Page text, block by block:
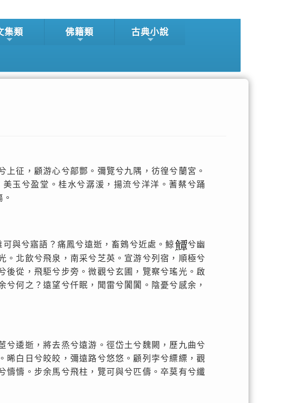
集類 佛籍類 古典小說
征，顧游心兮鄗酆。彌覽兮九隅，彷徨兮蘭宮。
玉兮盈堂。桂水兮潺湲，揚流兮洋洋。蓍蔡兮踊
與兮寤語？痛鳳兮遠逝，畜鴳兮近處。鯨
兮幽
。北飲兮飛泉，南采兮芝英。宣游兮列宿，順極兮
後從，飛駏兮步旁。微觀兮玄圃，覽察兮瑤光。啟
何之？遠望兮仟眠，聞雷兮闐闐。陰憂兮感余，
兮逶逝，將去烝兮遠游。徑岱土兮魏闕，歷九曲兮
晞白日兮皎皎，彌遠路兮悠悠。顧列孛兮縹縹，觀
懤懤。步余馬兮飛柱，覽可與兮匹儔。卒莫有兮纖